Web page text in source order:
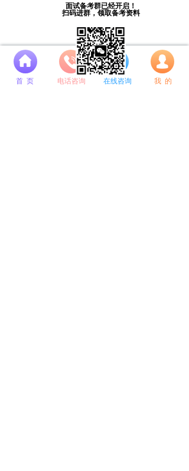
面试备考群已经开启！
扫码进群，领取备考资料
넙
首 页 电话咨询 在线咨询 我 的